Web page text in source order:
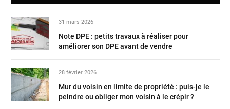
31 mars 2026
Note DPE : petits travaux à réaliser pour
améliorer son DPE avant de vendre
28 février 2026
Mur du voisin en limite de propriété : puis-je le
peindre ou obliger mon voisin à le crépir ?